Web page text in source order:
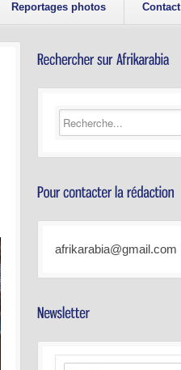
Reportages photos Contact
afrikarabia@gmail.com